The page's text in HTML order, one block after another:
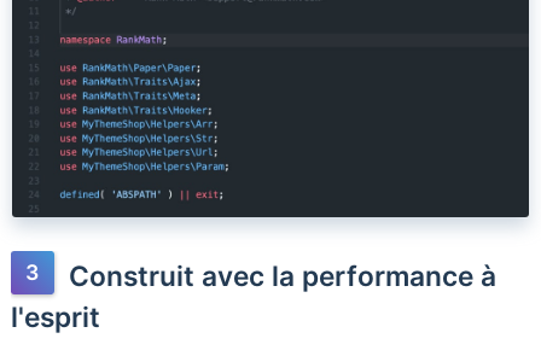
Construit avec la performance à
l'esprit